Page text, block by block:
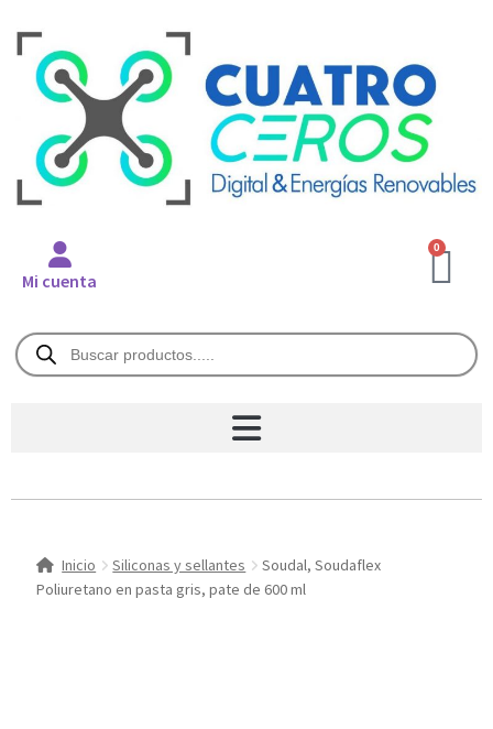
Mi cuenta
0
Inicio Siliconas y sellantes
Soudal, Soudaflex
Poliuretano en pasta gris, pate de 600 ml